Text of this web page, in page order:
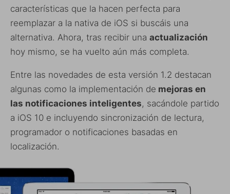
características que la hacen perfecta para
reemplazar a la nativa de iOS si buscáis una
alternativa. Ahora, tras recibir una actualización
hoy mismo, se ha vuelto aún más completa.
Entre las novedades de esta versión 1.2 destacan
algunas como la implementación de mejoras en
las notificaciones inteligentes, sacándole partido
a iOS 10 e incluyendo sincronización de lectura,
programador o notificaciones basadas en
localización.